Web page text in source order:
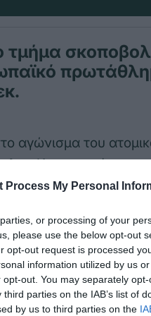
Process My Personal
or processing of your
please use the below opt-out
opt-out request is processed
information utilized by us
out. You may separately
parties on the IAB’s list of
by us to third parties on the
τμήμα
αγώνισμα του
Κωνσταντίνος
όπου η Εμμανουέλα
ενώ η Καρβουνιάρη
να τελειώσει τον